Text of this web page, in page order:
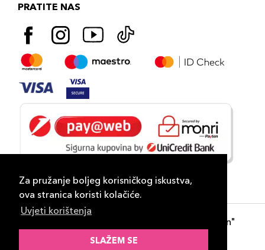
Za pružanje boljeg korisničkog iskustva,
ova stranica koristi kolačiće.
Uvjeti korištenja
SLAŽEM SE
PRATITE NAS
- "DP Lux Distribution"
d.o.o. Banja Luka
ID-S Consulting d.o.o. Sarajevo